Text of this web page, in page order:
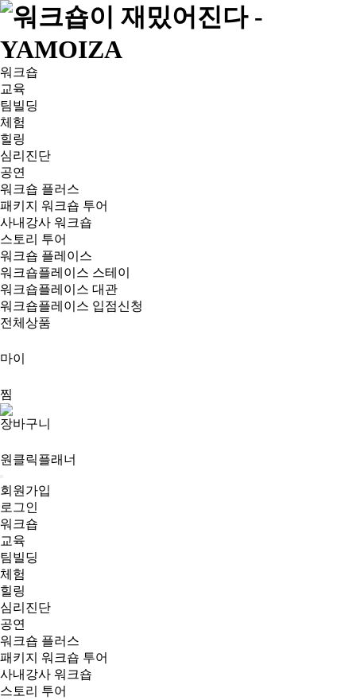
워크숍
교육
팀빌딩
체험
힐링
심리진단
공연
워크숍 플러스
패키지 워크숍 투어
사내강사 워크숍
스토리 투어
워크숍 플레이스
워크숍플레이스 스테이
워크숍플레이스 대관
워크숍플레이스 입점신청
전체상품
마이
찜
장바구니
원클릭플래너
회원가입
로그인
워크숍
교육
팀빌딩
체험
힐링
심리진단
공연
워크숍 플러스
패키지 워크숍 투어
사내강사 워크숍
스토리 투어